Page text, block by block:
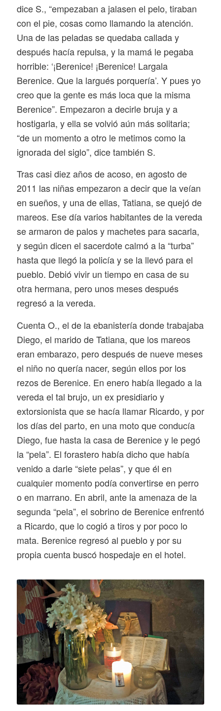
dice S., “empezaban a jalasen el pelo, tiraban
con el pie, cosas como llamando la atención.
Una de las peladas se quedaba callada y
después hacía repulsa, y la mamá le pegaba
horrible: ‘¡Berenice! ¡Berenice! Largala
Berenice. Que la largués porquería’. Y pues yo
creo que la gente es más loca que la misma
Berenice”. Empezaron a decirle bruja y a
hostigarla, y ella se volvió aún más solitaria;
“de un momento a otro le metimos como la
ignorada del siglo”, dice también S.
Tras casi diez años de acoso, en agosto de
2011 las niñas empezaron a decir que la veían
en sueños, y una de ellas, Tatiana, se quejó de
mareos. Ese día varios habitantes de la vereda
se armaron de palos y machetes para sacarla,
y según dicen el sacerdote calmó a la “turba”
hasta que llegó la policía y se la llevó para el
pueblo. Debió vivir un tiempo en casa de su
otra hermana, pero unos meses después
regresó a la vereda.
Cuenta O., el de la ebanistería donde trabajaba
Diego, el marido de Tatiana, que los mareos
eran embarazo, pero después de nueve meses
el niño no quería nacer, según ellos por los
rezos de Berenice. En enero había llegado a la
vereda el tal brujo, un ex presidiario y
extorsionista que se hacía llamar Ricardo, y por
los días del parto, en una moto que conducía
Diego, fue hasta la casa de Berenice y le pegó
la “pela”. El forastero había dicho que había
venido a darle “siete pelas”, y que él en
cualquier momento podía convertirse en perro
o en marrano. En abril, ante la amenaza de la
segunda “pela”, el sobrino de Berenice enfrentó
a Ricardo, que lo cogió a tiros y por poco lo
mata. Berenice regresó al pueblo y por su
propia cuenta buscó hospedaje en el hotel.